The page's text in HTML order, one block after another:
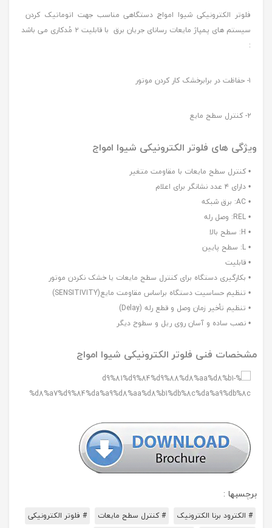
فلوتر الکترونیکی شیوا امواج دستگاهی مناسب جهت اتوماتیک کردن
سیستم های پمپاژ مایعات رسانای جریان برق با قابلیت ۲ مُدکاری می باشد
:
۱- حفاظت در برابرخشک کار کردن موتور
۲- کنترل سطح مایع
ویژگی های فلوتر الکترونیکی شیوا امواج
• کنترل سطح مایعات با مقاومت متغیر
• دارای ۴ عدد نشانگر برای اعلام
• AC: برق شبکه
• REL: وصل رله
• H: سطح بالا
• L: سطح پایین
• قابلیت
• بکارگیری دستگاه برای کنترل سطح مایعات یا خشک نکردن موتور
• تنظیم حساسیت دستگاه براساس مقاومت مایع(SENSITIVITY)
• تنظیم تأخیر زمان وصل و قطع رله (Delay)
• نصب ساده و آسان روی ریل و سطوح دیگر
مشخصات فنی فلوتر الکترونیکی شیوا امواج
برچسبها :
# الکترود برنا الکترونیک # کنترل سطح مایعات
# فلوتر الکترونیکی